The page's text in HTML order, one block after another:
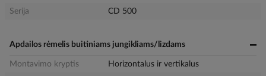
Serija CD 500
Apdailos rėmelis buitiniams jungikliams/lizdams
Montavimo kryptis
Horizontalus ir vertikalus